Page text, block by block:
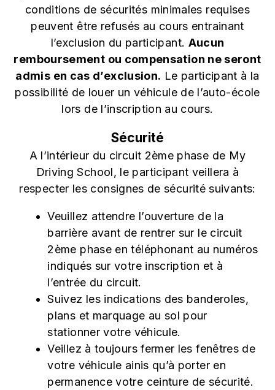
conditions de sécurités minimales requises
peuvent être refusés au cours entrainant
l’exclusion du participant. Aucun
remboursement ou compensation ne seront
admis en cas d’exclusion. Le participant à la
possibilité de louer un véhicule de l’auto-école
lors de l’inscription au cours.
Sécurité
A l’intérieur du circuit 2ème phase de My
Driving School, le participant veillera à
respecter les consignes de sécurité suivants:
Veuillez attendre l’ouverture de la
barrière avant de rentrer sur le circuit
2ème phase en téléphonant au numéros
indiqués sur votre inscription et à
l’entrée du circuit.
Suivez les indications des banderoles,
plans et marquage au sol pour
stationner votre véhicule.
Veillez à toujours fermer les fenêtres de
votre véhicule ainis qu’à porter en
permanence votre ceinture de sécurité.